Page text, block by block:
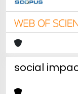
social